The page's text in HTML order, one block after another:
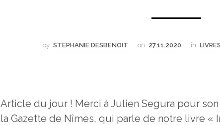
by STEPHANIE DESBENOIT on 27.11.2020 in
Article du jour ! Merci à Julien Segura pour
la Gazette de Nîmes, qui parle de notre livre «